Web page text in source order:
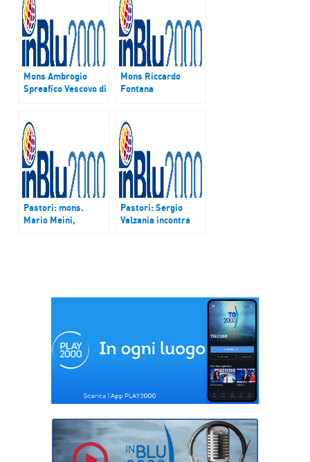
Mons Ambrogio
Spreafico Vescovo di
della puntata di
“Pastori” del 19 e
20 dicembre
Mons Riccardo
Fontana
della puntata di
“Pastori” del 13 e
14 febbraio
Pastori: mons.
Mario Meini,
Pastori: Sergio
Valzania incontra